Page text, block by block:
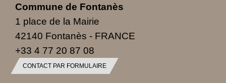
Commune de Fontanès
1 place de la Mairie
42140 Fontanès - FRANCE
+33 4 77 20 87 08
CONTACT PAR FORMULAIRE